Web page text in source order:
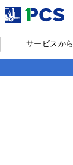
サービスか